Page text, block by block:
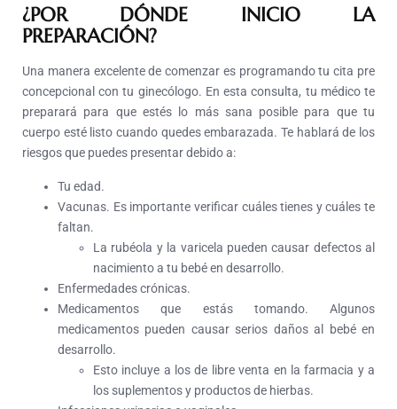
¿POR DÓNDE INICIO LA
PREPARACIÓN?
Una manera excelente de comenzar es programando tu cita pre
concepcional con tu ginecólogo. En esta consulta, tu médico te
preparará para que estés lo más sana posible para que tu
cuerpo esté listo cuando quedes embarazada. Te hablará de los
riesgos que puedes presentar debido a:
Tu edad.
Vacunas. Es importante verificar cuáles tienes y cuáles te
faltan.
La rubéola y la varicela pueden causar defectos al
nacimiento a tu bebé en desarrollo.
Enfermedades crónicas.
Medicamentos que estás tomando. Algunos
medicamentos pueden causar serios daños al bebé en
desarrollo.
Esto incluye a los de libre venta en la farmacia y a
los suplementos y productos de hierbas.